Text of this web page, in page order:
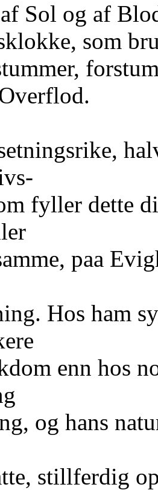
Sol og af
som
fyller dette
paa
Hos ham
enn hos
og hans
stillferdig